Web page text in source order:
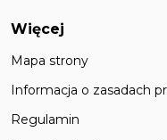
Więcej
Mapa strony
Informacja o zasadach
Regulamin